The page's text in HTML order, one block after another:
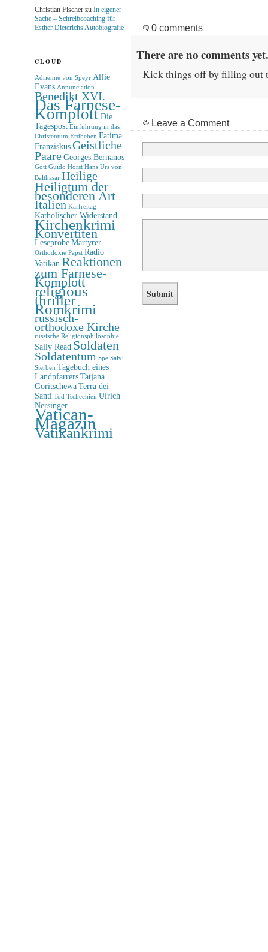
0 comments
There are no comments
Kick things off by filling out
Leave a Comment
Christian Fischerzu In eigener
Sache – Schreibcoaching für
Esther Dieterichs Autobiografie
CLOUD
Adrienne von Speyr Alfie
Evans Annunciation
Benedikt XVI.
Das Farnese-
Komplott Die
Tagespost Einführung in das
Christentum Erdbeben Fatima
Franziskus Geistliche
Paare Georges Bernanos
Gott Guido Horst Hans Urs von
Balthasar Heilige
Heiligtum der
besonderen Art
Italien Karfreitag
Katholischer Widerstand
Kirchenkrimi
Konvertiten
Leseprobe Märtyrer
Orthodoxie Papst Radio
Vatikan Reaktionen
zum Farnese-
Komplott
religious
thriller
Romkrimi
russisch-
orthodoxe Kirche
russische Religionsphilosophie
Sally Read Soldaten
Soldatentum Spe Salvi
Sterben Tagebuch eines
Landpfarrers Tatjana
Goritschewa Terra dei
Santi Tod Tschechien Ulrich
Nersinger
Vatican-
Magazin
Vatikankrimi